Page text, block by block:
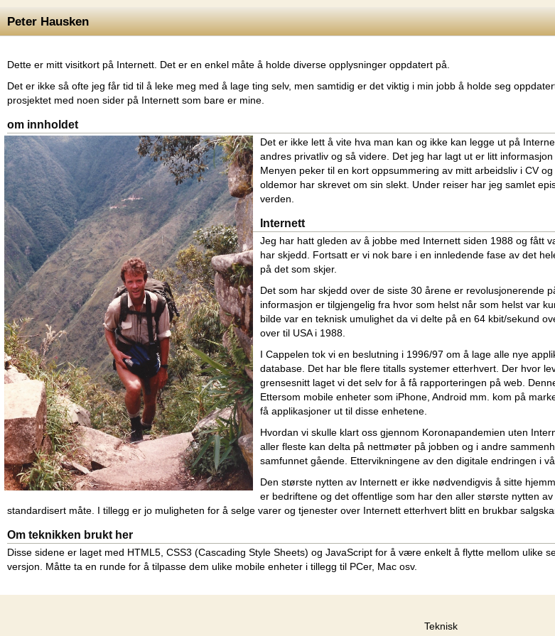
Peter Hausken
Dette er mitt visitkort på Internett. Det er en enkel måte å holde diverse opplysninger oppdatert på.
Det er ikke så ofte jeg får tid til å leke meg med å lage ting selv, men samtidig er det viktig i min jobb å holde seg
prosjektet med noen sider på Internett som bare er mine.
om innholdet
Det er ikke lett å vite hva man kan og ikke kan legge ut på
andres privatliv og så videre. Det jeg har lagt ut er litt
Menyen peker til en kort oppsummering av mitt arbeidsliv i CV
oldemor har skrevet om sin slekt. Under reiser har jeg samlet
verden.
Internett
Jeg har hatt gleden av å jobbe med Internett siden 1988 og fått
har skjedd. Fortsatt er vi nok bare i en innledende fase av det
på det som skjer.
Det som har skjedd over de siste 30 årene er revolusjonerende
informasjon er tilgjengelig fra hvor som helst når som helst var
bilde var en teknisk umulighet da vi delte på en 64 kbit/sekund
over til USA i 1988.
I Cappelen tok vi en beslutning i 1996/97 om å lage alle nye
database. Det har ble flere titalls systemer etterhvert. Der hvor
grensesnitt laget vi det selv for å få rapporteringen på web.
Ettersom mobile enheter som iPhone, Android mm. kom på
få applikasjoner ut til disse enhetene.
Hvordan vi skulle klart oss gjennom Koronapandemien uten
aller fleste kan delta på nettmøter på jobben og i andre
samfunnet gående. Ettervikningene av den digitale endringen i
Den største nytten av Internett er ikke nødvendigvis å sitte
er bedriftene og det offentlige som har den aller største nytten
standardisert måte. I tillegg er jo muligheten for å selge varer og tjenester over Internett etterhvert blitt en brukbar
Om teknikken brukt her
Disse sidene er laget med HTML5, CSS3 (Cascading Style Sheets) og JavaScript for å være enkelt å flytte mellom ulike
versjon. Måtte ta en runde for å tilpasse dem ulike mobile enheter i tillegg til PCer, Mac osv.
Teknisk